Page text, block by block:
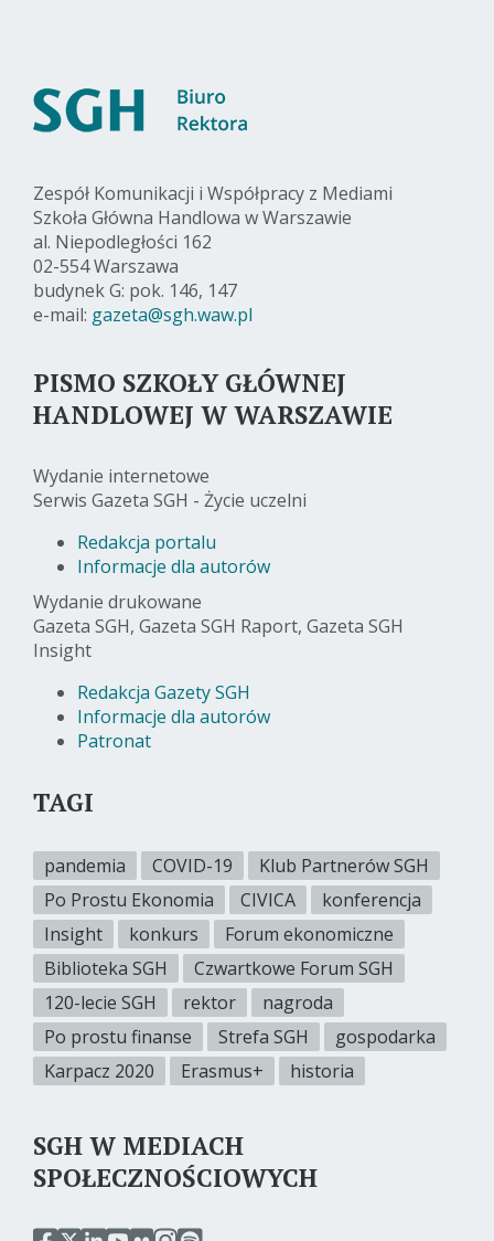
Zespół Komunikacji i Współpracy z Mediami
Szkoła Główna Handlowa w Warszawie
al. Niepodległości 162
02-554 Warszawa
budynek G: pok. 146, 147
e-mail: gazeta@sgh.waw.pl
PISMO SZKOŁY GŁÓWNEJ
HANDLOWEJ W WARSZAWIE
Wydanie internetowe
Serwis Gazeta SGH - Życie uczelni
Redakcja portalu
Informacje dla autorów
Wydanie drukowane
Gazeta SGH, Gazeta SGH Raport, Gazeta SGH
Insight
Redakcja Gazety SGH
Informacje dla autorów
Patronat
TAGI
pandemia COVID-19
Klub Partnerów SGH
Po Prostu Ekonomia
CIVICA
konferencja
Insight
konkurs
Forum ekonomiczne
Biblioteka SGH
Czwartkowe Forum SGH
120-lecie SGH
rektor
nagroda
Po prostu finanse
Strefa SGH
gospodarka
Karpacz 2020
Erasmus+ historia
SGH W MEDIACH
SPOŁECZNOŚCIOWYCH